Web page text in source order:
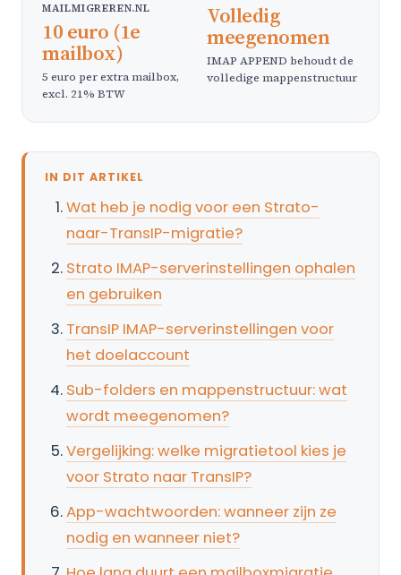
MAILMIGREREN.NL
10 euro (1e
mailbox)
5 euro per extra mailbox,
excl. 21% BTW
Volledig
meegenomen
IMAP APPEND behoudt de
volledige mappenstructuur
IN DIT ARTIKEL
Wat heb je nodig voor een Strato-
naar-TransIP-migratie?
Strato IMAP-serverinstellingen ophalen
en gebruiken
TransIP IMAP-serverinstellingen voor
het doelaccount
Sub-folders en mappenstructuur: wat
wordt meegenomen?
Vergelijking: welke migratietool kies je
voor Strato naar TransIP?
App-wachtwoorden: wanneer zijn ze
nodig en wanneer niet?